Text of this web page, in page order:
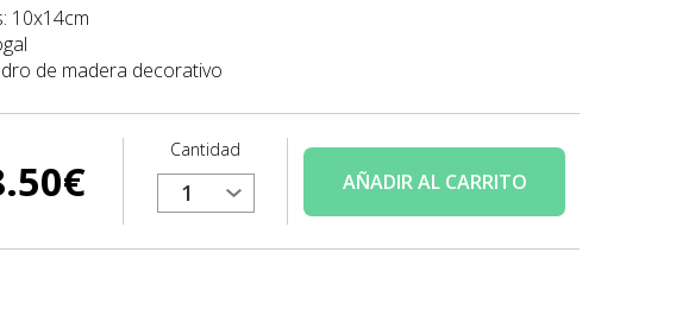
10x14cm
de madera decorativo
€
Cantidad
AÑADIRAL CARRITO